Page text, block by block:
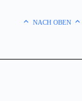
NACH OBEN